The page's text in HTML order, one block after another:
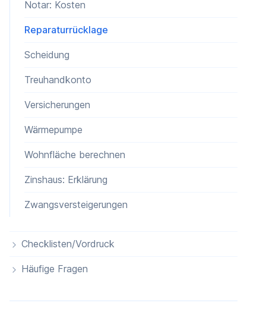
Notar: Kosten
Reparaturrücklage
Scheidung
Treuhandkonto
Versicherungen
Wärmepumpe
Wohnfläche berechnen
Zinshaus: Erklärung
Zwangsversteigerungen
Checklisten/Vordruck
Häufige Fragen